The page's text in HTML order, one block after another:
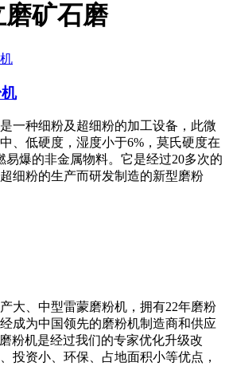
矿石磨
一种细粉及超细粉的加工设备，此微
、低硬度，湿度小于6%，莫氏硬度在
易爆的非金属物料。它是经过20多次的
细粉的生产而研发制造的新型磨粉
大、中型雷蒙磨粉机，拥有22年磨粉
成为中国领先的磨粉机制造商和供应
粉机是经过我们的专家优化升级改
投资小、环保、占地面积小等优点，